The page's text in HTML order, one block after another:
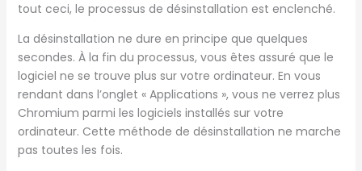
tout ceci, le processus de désinstallation est enclenché.
La désinstallation ne dure en principe que quelques
secondes. À la fin du processus, vous êtes assuré que le
logiciel ne se trouve plus sur votre ordinateur. En vous
rendant dans l’onglet « Applications », vous ne verrez plus
Chromium parmi les logiciels installés sur votre
ordinateur. Cette méthode de désinstallation ne marche
pas toutes les fois.